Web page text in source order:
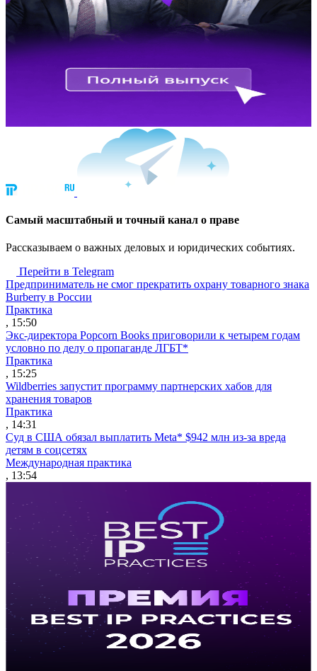
Cамый масштабный и точный канал о праве
Рассказываем о важных деловых и юридических событиях.
Перейти в Telegram
Предприниматель не смог прекратить охрану товарного знака
Burberry в России
Практика
, 15:50
Экс-директора Popcorn Books приговорили к четырем годам
условно по делу о пропаганде ЛГБТ*
Практика
, 15:25
Wildberries запустит программу партнерских хабов для
хранения товаров
Практика
, 14:31
Суд в США обязал выплатить Meta* $942 млн из-за вреда
детям в соцсетях
Международная практика
, 13:54